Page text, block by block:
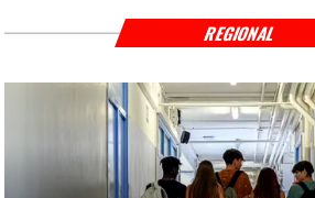
REGIONAL